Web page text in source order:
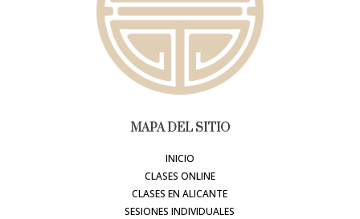
MAPA DEL SITIO
INICIO
CLASES ONLINE
CLASES EN ALICANTE
SESIONES INDIVIDUALES